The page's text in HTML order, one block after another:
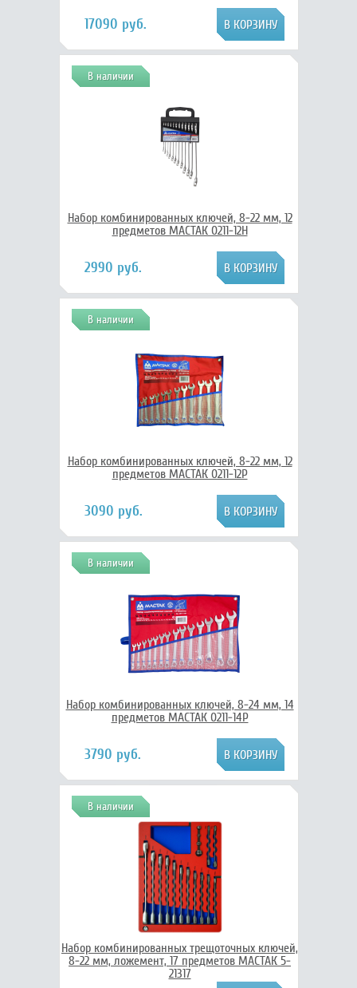
17090 руб.
В наличии
Набор комбинированных ключей, 8-22 мм, 12
предметов МАСТАК 0211-12H
2990 руб.
В наличии
Набор комбинированных ключей, 8-22 мм, 12
предметов МАСТАК 0211-12P
3090 руб.
В наличии
Набор комбинированных ключей, 8-24 мм, 14
предметов МАСТАК 0211-14P
3790 руб.
В наличии
Набор комбинированных трещоточных ключей,
8-22 мм, ложемент, 17 предметов МАСТАК 5-
21317